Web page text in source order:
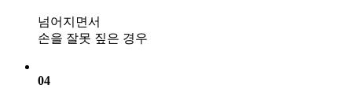
넘어지면서
손을 잘못 짚은 경우
04